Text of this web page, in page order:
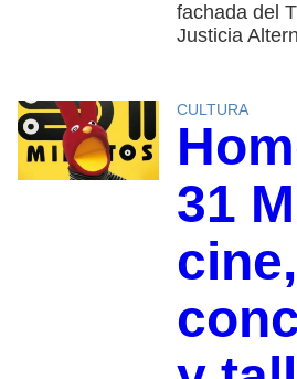
fachada del
Justicia
CULTURA
31
cine,